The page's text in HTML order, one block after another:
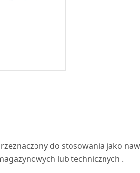
do stosowania jako
lub technicznych .